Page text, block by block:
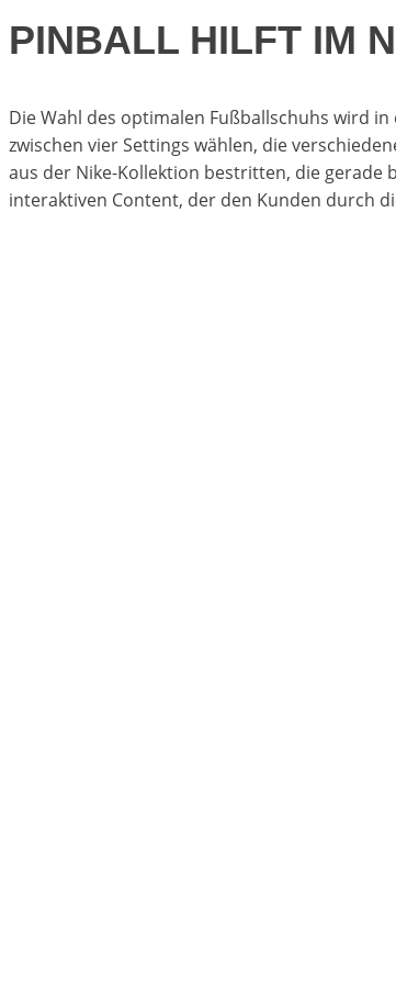
PINBALL HILFT IM
Die Wahl des optimalen Fußballschuhs wird
zwischen vier Settings wählen, die
aus der Nike-Kollektion bestritten, die gerade
interaktiven Content, der den Kunden durch